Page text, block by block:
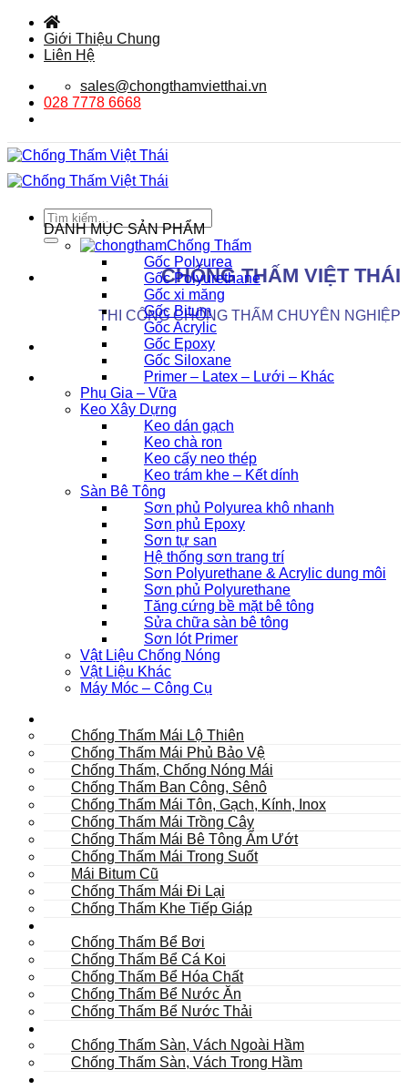
qua
Giới Thiệu Chung
Liên Hệ
sales@chongthamvietthai.vn
028 7778 6668
Tìm
kiếm:
CHỐNG THẤM VIỆT THÁI
THI CÔNG CHỐNG THẤM CHUYÊN NGHIỆP
DANH MỤC SẢN PHẨM
Chống Thấm
Gốc Polyurea
Gốc Polyurethane
Gốc xi măng
Gốc Bitum
Gốc Acrylic
Gốc Epoxy
Gốc Siloxane
Primer – Latex – Lưới – Khác
Phụ Gia – Vữa
Keo Xây Dựng
Keo dán gạch
Keo chà ron
Keo cấy neo thép
Keo trám khe – Kết dính
Sàn Bê Tông
Sơn phủ Polyurea khô nhanh
Sơn phủ Epoxy
Sơn tự san
Hệ thống sơn trang trí
Sơn Polyurethane & Acrylic dung môi
Sơn phủ Polyurethane
Tăng cứng bề mặt bê tông
Sửa chữa sàn bê tông
Sơn lót Primer
Vật Liệu Chống Nóng
Vật Liệu Khác
Máy Móc – Công Cụ
Chống Thấm Mái Lộ Thiên
Chống Thấm Mái Phủ Bảo Vệ
Chống Thấm, Chống Nóng Mái
Chống Thấm Ban Công, Sênô
Chống Thấm Mái Tôn, Gạch, Kính, Inox
Chống Thấm Mái Trồng Cây
Chống Thấm Mái Bê Tông Ẩm Ướt
Chống Thấm Mái Trong Suốt
Mái Bitum Cũ
Chống Thấm Mái Đi Lại
Chống Thấm Khe Tiếp Giáp
Chống Thấm Bể Bơi
Chống Thấm Bể Cá Koi
Chống Thấm Bể Hóa Chất
Chống Thấm Bể Nước Ăn
Chống Thấm Bể Nước Thải
Chống Thấm Sàn, Vách Ngoài Hầm
Chống Thấm Sàn, Vách Trong Hầm